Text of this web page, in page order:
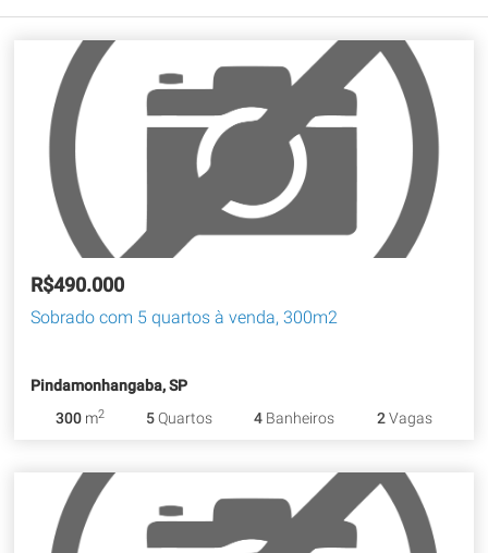
R$490.000
Sobrado com 5 quartos à venda, 300m2
Pindamonhangaba, SP
300 m2 5Quartos 4 Banheiros 2Vagas